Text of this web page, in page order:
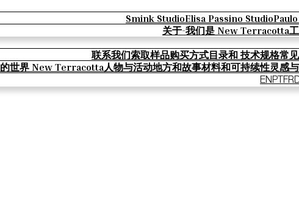
Smink StudioElisa Passino Studio
关于-我们是 New Terracotta
联系我们索取样品购买方式目录和 技术规格常
的世界 New Terracotta人物与活动地方和故事材料和可持续性灵感
EN PT FR